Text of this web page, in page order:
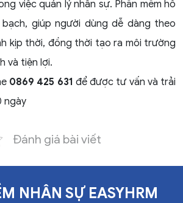
việc quản lý nhân sự. Phần mềm hỗ
giúp người dùng dễ dàng theo
kịp thời, đồng thời tạo ra môi trường
và tiện lợi.
0869 425 631 để được tư vấn và trải
ngày
Đánh giá bài viết
NHÂN SỰ EASYHRM